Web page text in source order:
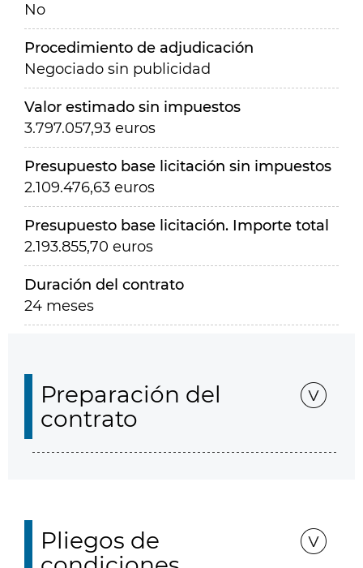
No
Procedimiento de adjudicación
Negociado sin publicidad
Valor estimado sin impuestos
3.797.057,93 euros
Presupuesto base licitación sin impuestos
2.109.476,63 euros
Presupuesto base licitación. Importe total
2.193.855,70 euros
Duración del contrato
24 meses
Preparación del
contrato
Pliegos de